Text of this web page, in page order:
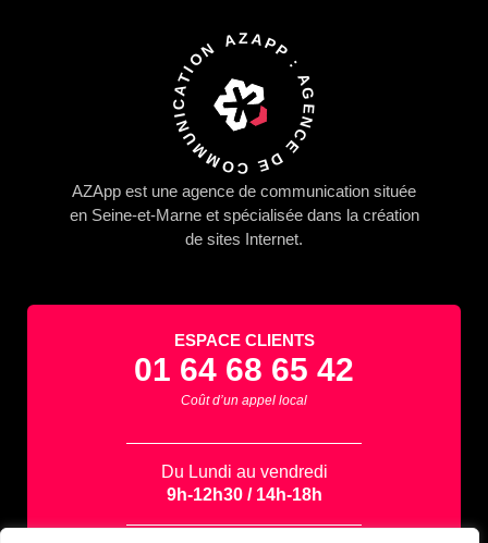
AZAPP : AGENCE DE COMMUNICATION
AZApp est une agence de communication située
en Seine-et-Marne et spécialisée dans la création
de sites Internet.
ESPACE CLIENTS
01 64 68 65 42
Coût d’un appel local
Du Lundi au vendredi
9h-12h30 / 14h-18h